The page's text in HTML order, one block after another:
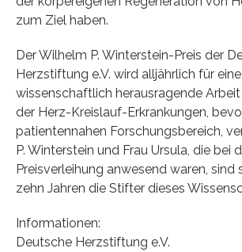
zum Ziel haben.
Der Wilhelm P. Winterstein-Preis der
Herzstiftung e.V. wird alljährlich für eine
wissenschaftlich herausragende
der Herz-Kreislauf-Erkrankungen,
patientennahen Forschungsbereich,
P. Winterstein und Frau Ursula, die bei
Preisverleihung anwesend waren, sind
zehn Jahren die Stifter dieses
Informationen:
Deutsche Herzstiftung e.V.